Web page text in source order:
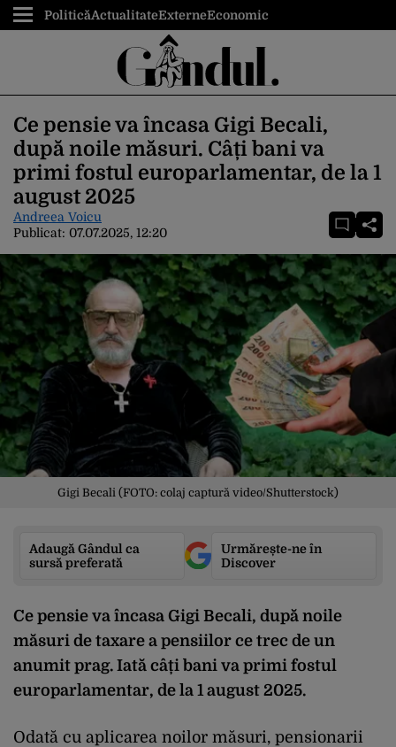
PoliticăActualitateExterneEconomic
Ce pensie va încasa Gigi Becali,
după noile măsuri. Câți bani va
primi fostul europarlamentar, de la 1
august 2025
Andreea Voicu
Publicat: 07.07.2025, 12:20
Gigi Becali (FOTO: colaj captură video/Shutterstock)
Adaugă Gândul ca
sursă preferată
Urmărește-ne în
Discover
Ce pensie va încasa Gigi Becali, după noile
măsuri de taxare a pensiilor ce trec de un
anumit prag. Iată câți bani va primi fostul
europarlamentar, de la 1 august 2025.
Odată cu aplicarea noilor măsuri, pensionarii